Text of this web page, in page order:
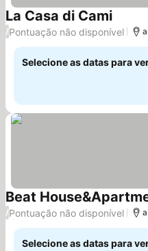
La Casa di CamiVer
/Pontuação não disponível
Selecione as datas para
Beat
/Pontuação não disponível
Selecione as datas para